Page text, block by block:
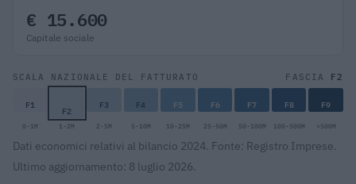
€ 15.600
Capitale sociale
SCALA NAZIONALE DEL FATTURATO FASCIA F2
F1 F2 F3 F4 F5 F6 F7 F8 F9
0-1M 1-2M 2-5M 5-10M 10-25M 25-50M 50-100M 100-500M >500M
Dati economici relativi al bilancio 2024. Fonte: Registro Imprese.
Ultimo aggiornamento: 8 luglio 2026.